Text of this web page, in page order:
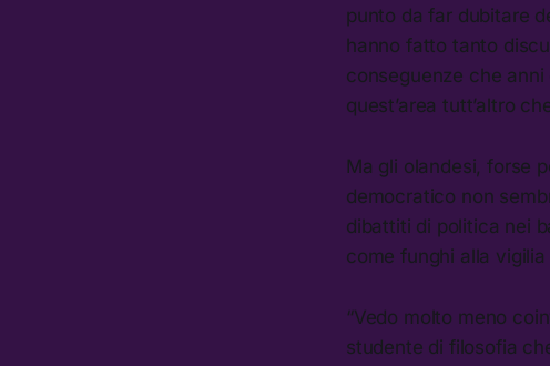
punto da far dubitare
hanno fatto tanto
conseguenze che
quest’area tutt’altro
Ma gli olandesi, forse
democratico non
dibattiti di politica nei
come funghi alla
“Vedo molto meno
studente di filosofia